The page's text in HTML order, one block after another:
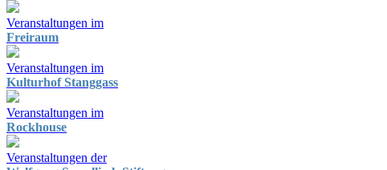
Veranstaltungen im
Freiraum
Veranstaltungen im
Kulturhof Stanggass
Veranstaltungen im
Rockhouse
Veranstaltungen der